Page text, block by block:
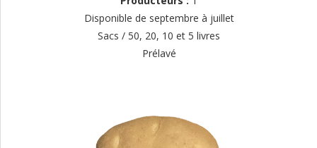
Disponible de septembre à juillet
Sacs / 50, 20, 10 et 5 livres
Prélavé